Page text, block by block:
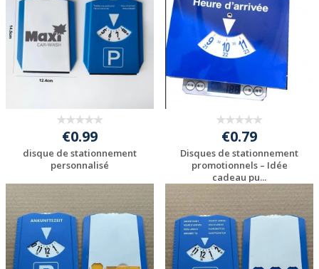
€0.99
disque de stationnement
personnalisé
votre logo
€0.79
Disques de stationnement
promotionnels – Idée
cadeau pu...
Personnaliser avec
votre logo